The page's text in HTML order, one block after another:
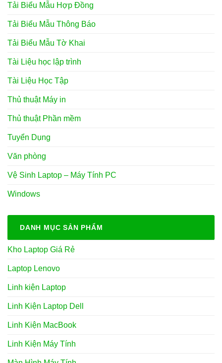
Tải Biểu Mẫu Hợp Đồng
Tải Biểu Mẫu Thông Báo
Tải Biểu Mẫu Tờ Khai
Tài Liệu học lập trình
Tài Liệu Học Tập
Thủ thuật Máy in
Thủ thuật Phần mềm
Tuyển Dụng
Văn phòng
Vệ Sinh Laptop – Máy Tính PC
Windows
DANH MỤC SẢN PHẨM
Kho Laptop Giá Rẻ
Laptop Lenovo
Linh kiện Laptop
Linh Kiện Laptop Dell
Linh Kiện MacBook
Linh Kiện Máy Tính